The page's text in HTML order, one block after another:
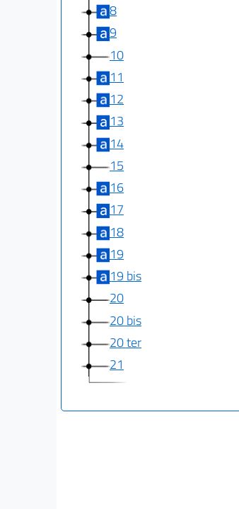
8
9
10
11
12
13
14
15
16
17
18
19
19 bis
20
20 bis
20 ter
21